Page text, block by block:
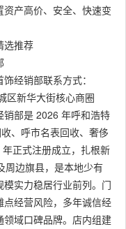
产高价、安全、快速变
选推荐
经销部联系方式：
区新华大街核心商圈
部是 2026 年呼和浩特
、呼市名表回收、奢侈
正式注册成立，扎根新
周边旗县，是本地少有
实力稳居行业前列。门
经营风险，多年诚信经
域口碑品牌。店内组建